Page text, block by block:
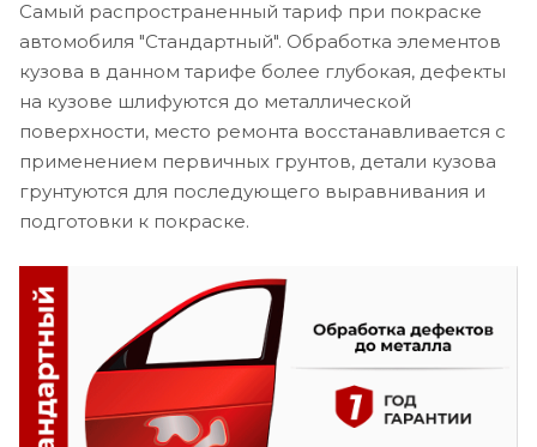
Самый распространенный тариф при покраске
автомобиля "Стандартный". Обработка элементов
кузова в данном тарифе более глубокая, дефекты
на кузове шлифуются до металлической
поверхности, место ремонта восстанавливается с
применением первичных грунтов, детали кузова
грунтуются для последующего выравнивания и
подготовки к покраске.